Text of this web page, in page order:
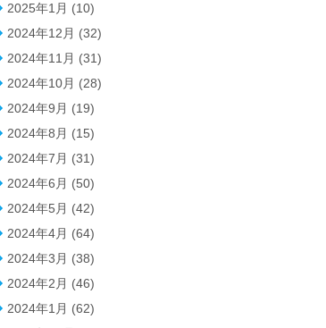
2025年1月 (10)
2024年12月 (32)
2024年11月 (31)
2024年10月 (28)
2024年9月 (19)
2024年8月 (15)
2024年7月 (31)
2024年6月 (50)
2024年5月 (42)
2024年4月 (64)
2024年3月 (38)
2024年2月 (46)
2024年1月 (62)